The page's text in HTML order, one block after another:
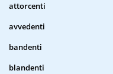
attorcenti
avvedenti
bandenti
blandenti